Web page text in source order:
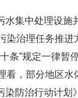
集中处理设施
治理任务推
条”规定一律暂
，部分地区
防治行动计